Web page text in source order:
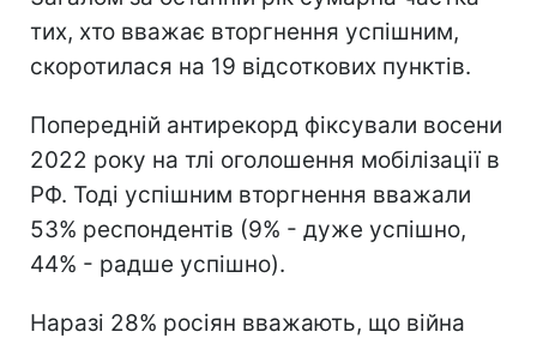
тих, хто вважає вторгнення успішним,
скоротилася на 19 відсоткових пунктів.
Попередній антирекорд фіксували восени
2022 року на тлі оголошення мобілізації в
РФ. Тоді успішним вторгнення вважали
53% респондентів (9% - дуже успішно,
44% - радше успішно).
Наразі 28% росіян вважають, що війна